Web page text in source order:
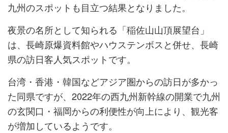
九州のスポットも目立つ結果となりました。
夜景の名所として知られる「稲佐山山頂展望台」
は、長崎原爆資料館やハウステンボスと併せ、長崎
県の訪日客人気スポットです。
台湾・香港・韓国などアジア圏からの訪日が多かっ
た同県ですが、2022年の西九州新幹線の開業で九州
の玄関口・福岡からの利便性が向上により、観光客
が増加しているようです。